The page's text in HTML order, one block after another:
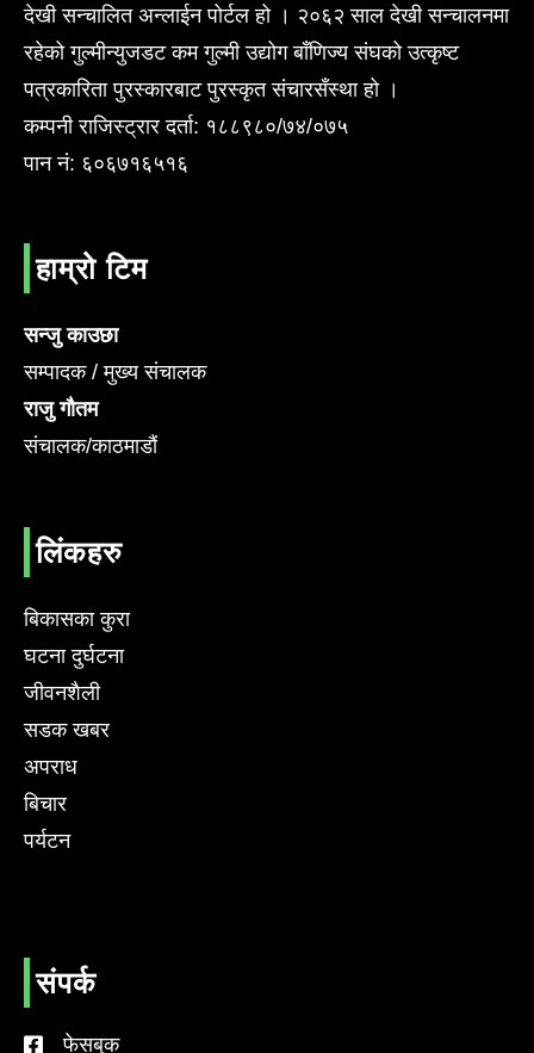
देखी सन्चालित अन्लाईन पोर्टल हो । २०६२ साल देखी सन्चालनमा
रहेको गुल्मीन्युजडट कम गुल्मी उद्योग बाँणिज्य संघको उत्कृष्ट
पत्रकारिता पुरस्कारबाट पुरस्कृत संचारसँस्था हो ।
कम्पनी राजिस्ट्रार दर्ता: १८८९८०/७४/०७५
पान नं: ६०६७१६५१६
हाम्रो टिम
सन्जु काउछा
सम्पादक / मुख्य संचालक
राजु गौतम
संचालक/काठमाडौं
लिंकहरु
बिकासका कुरा
घटना दुर्घटना
जीवनशैली
सडक खबर
अपराध
बिचार
पर्यटन
संपर्क
फेसबुक